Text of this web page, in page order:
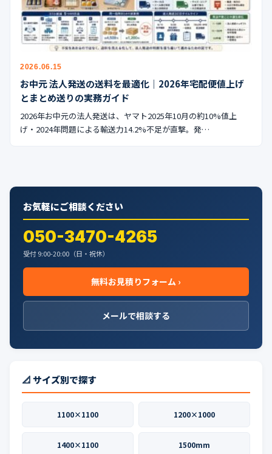
梱包資材
イラン情勢まとめ
公式ブログ
会社案内
🇺🇸🇰🇷🇹🇼🇻🇳
2026.06.15
お中元 法人発送の送料を最適化｜2026年宅配便値上げ
とまとめ送りの実務ガイド
2026年お中元の法人発送は、ヤマト2025年10月の約10%値上
げ・2024年問題による輸送力14.2%不足が直撃。発…
お気軽にご相談ください
050-3470-4265
受付 9:00-20:00（日・祝休）
無料お見積りフォーム ›
メールで相談する
📐 サイズ別で探す
1100×1100 1200×1000
1400×1100 1500mm